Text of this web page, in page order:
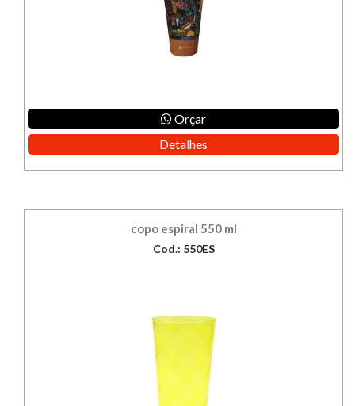
Orçar
Detalhes
copo espiral 550 ml
Cod.: 550ES